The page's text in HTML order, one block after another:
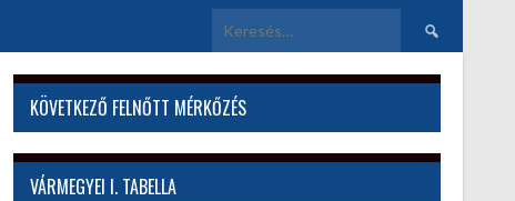
Keresés:
KÖVETKEZŐ FELNŐTT MÉRKŐZÉS
VÁRMEGYEI I. TABELLA